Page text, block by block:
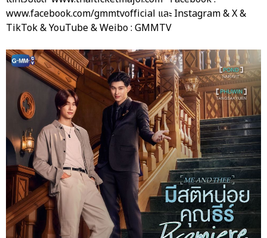
www.facebook.com/gmmtvofficial และ Instagram & X &
TikTok & YouTube & Weibo : GMMTV